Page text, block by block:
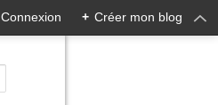
Connexion + Créer mon blog